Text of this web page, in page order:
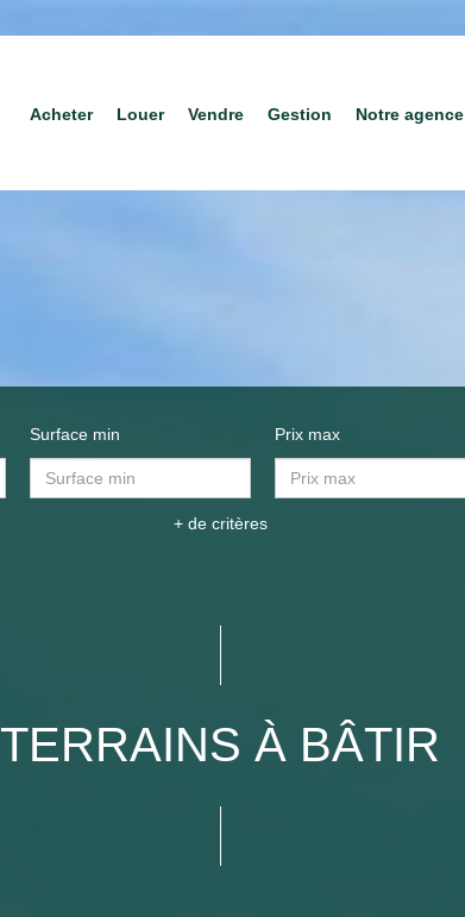
Acheter Louer Vendre Gestion Notre agence
Surface min Prix max
+ de critères
TERRAINS À BÂTIR